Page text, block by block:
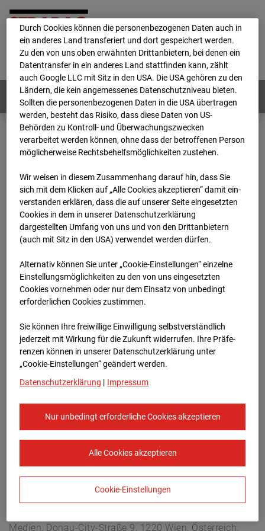
Home E-Mail Impressum
Login
Deutsch / English
Webcams: Alle Länder
Home
Deutschland
BC-170 BV-Ausbau Bonatzbau -Cam4
Archiv
2026
07 08 14:15
BC-170 BV-Ausbau
Bonatzbau -Cam4
Arnulf Klett Platz, 70173 Stuttgart
Zur Übersicht
Europe/Berlin
Medien, Donau-City-Straße 9, 1220 Wien, Österreich,
Durch Cookies können die personenbezogenen Daten auch in
ein anderes Land transferiert und dort gespeichert werden.
Zu den von uns oben erwähnten Drittanbietern, bei denen ein
Datentransfer in ein anderes Land stattfinden kann, zählt
auch Google LLC mit Sitz in den USA. Die USA gehören zu den
Ländern, die kein angemessenes Datenschutzniveau bieten.
Sollten die personenbezogenen Daten in die USA übertragen
werden, besteht das Risiko, dass diese Daten von US-
Behörden zu Kontroll- und Überwachungszwecken
verarbeitet werden können, ohne dass der betroffenen Person
möglicherweise Rechtsbehelfsmöglichkeiten zustehen.
Wir weisen in diesem Zusammenhang darauf hin, dass Sie
sich mit dem Klicken auf „Alle Cookies akzeptieren“ damit ein­
ver­standen erklären, dass die auf unserer Seite eingesetzten
Cookies in dem in unserer Datenschutzerklärung
dargestellten Umfang von uns und von den Drittanbietern
(auch mit Sitz in den USA) verwendet werden dürfen.
Alternativ können Sie unter „Cookie-Einstellungen“ einzelne
Einstellungsmöglichkeiten zu den von uns eingesetzten
Cookies vornehmen oder nur dem Einsatz von unbedingt
erforderlichen Cookies zustimmen.
Sie können Ihre freiwillige Einwilligung selbstverständlich
jederzeit mit Wirkung für die Zukunft widerrufen. Ihre Prä­fe­
renzen können in unserer Datenschutzerklärung unter
„Cookie-Einstellungen“ geändert werden.
Datenschutzerklärung | Impressum
Nur unbedingt erforderliche Cookies akzeptieren
Alle Cookies akzeptieren
Cookie-Einstellungen